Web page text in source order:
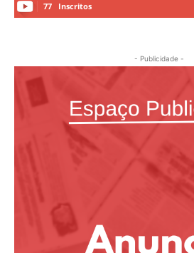
77 Inscritos
- Publicidade -